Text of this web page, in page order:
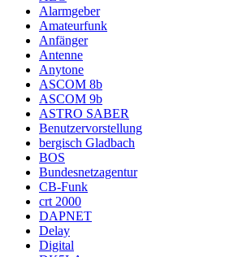
Alarmgeber
Amateurfunk
Anfänger
Antenne
Anytone
ASCOM 8b
ASCOM 9b
ASTRO SABER
Benutzervorstellung
bergisch Gladbach
BOS
Bundesnetzagentur
CB-Funk
crt 2000
DAPNET
Delay
Digital